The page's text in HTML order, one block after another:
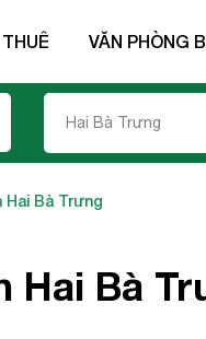
VĂN PHÒNG
Hai Bà Trưng
Hai Bà Trưng
Hai Bà